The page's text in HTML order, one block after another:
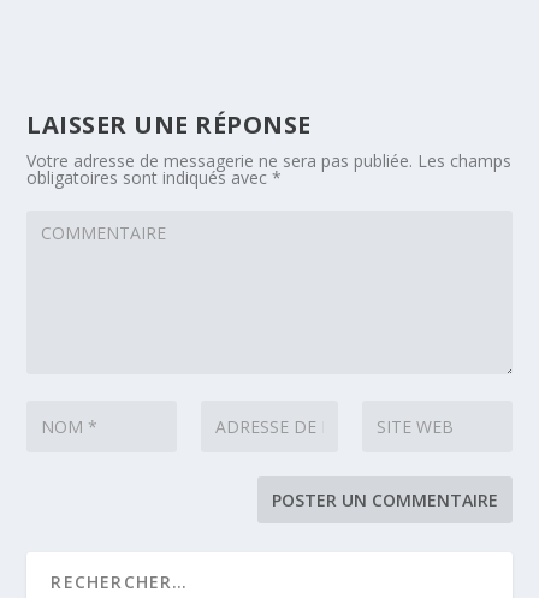
LAISSER UNE RÉPONSE
Votre adresse de messagerie ne sera pas publiée. Les champs
obligatoires sont indiqués avec*